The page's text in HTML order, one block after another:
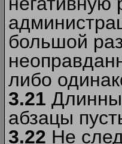
большой
либо
3.21
абзацы
3.22 Не